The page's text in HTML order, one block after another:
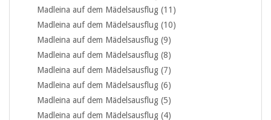
Madleina auf dem Mädelsausflug (11)
Madleina auf dem Mädelsausflug (10)
Madleina auf dem Mädelsausflug (9)
Madleina auf dem Mädelsausflug (8)
Madleina auf dem Mädelsausflug (7)
Madleina auf dem Mädelsausflug (6)
Madleina auf dem Mädelsausflug (5)
Madleina auf dem Mädelsausflug (4)